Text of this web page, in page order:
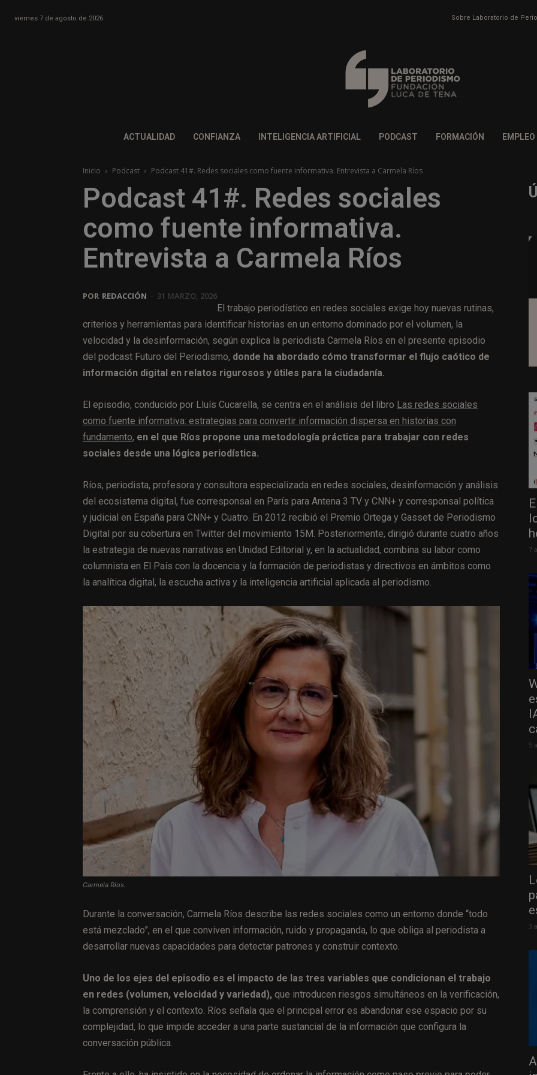
viernes 7 de agosto de 2026 Sobre Laboratorio de
ACTUALIDAD CONFIANZA INTELIGENCIA ARTIFICIAL PODCAST FORMACIÓN EMPLEO
Inicio Podcast Podcast 41#. Redes sociales como fuente informativa. Entrevista a Carmela Ríos
Podcast 41#. Redes sociales
como fuente informativa.
Entrevista a Carmela Ríos
POR REDACCIÓN 31 MARZO, 2026
El trabajo periodístico en redes sociales exige hoy nuevas rutinas,
criterios y herramientas para identificar historias en un entorno dominado por el volumen, la
velocidad y la desinformación, según explica la periodista Carmela Ríos en el presente episodio
del podcast Futuro del Periodismo, donde ha abordado cómo transformar el flujo caótico de
información digital en relatos rigurosos y útiles para la ciudadanía.
El episodio, conducido por Lluís Cucarella, se centra en el análisis del libro Las redes sociales
como fuente informativa: estrategias para convertir información dispersa en historias con
fundamento, en el que Ríos propone una metodología práctica para trabajar con redes
sociales desde una lógica periodística.
Ríos, periodista, profesora y consultora especializada en redes sociales, desinformación y análisis
del ecosistema digital, fue corresponsal en París para Antena 3 TV y CNN+ y corresponsal política
y judicial en España para CNN+ y Cuatro. En 2012 recibió el Premio Ortega y Gasset de Periodismo
Digital por su cobertura en Twitter del movimiento 15M. Posteriormente, dirigió durante cuatro años
la estrategia de nuevas narrativas en Unidad Editorial y, en la actualidad, combina su labor como
columnista en El País con la docencia y la formación de periodistas y directivos en ámbitos como
la analítica digital, la escucha activa y la inteligencia artificial aplicada al periodismo.
Carmela Ríos.
Durante la conversación, Carmela Ríos describe las redes sociales como un entorno donde “todo
está mezclado”, en el que conviven información, ruido y propaganda, lo que obliga al periodista a
desarrollar nuevas capacidades para detectar patrones y construir contexto.
Uno de los ejes del episodio es el impacto de las tres variables que condicionan el trabajo
en redes (volumen, velocidad y variedad), que introducen riesgos simultáneos en la verificación,
la comprensión y el contexto. Ríos señala que el principal error es abandonar ese espacio por su
complejidad, lo que impide acceder a una parte sustancial de la información que configura la
conversación pública.
7
5
3